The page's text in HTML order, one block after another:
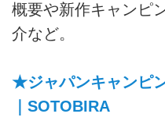
概要や新作キャンピ
介など。
★ジャパンキャンピ
｜SOTOBIRA